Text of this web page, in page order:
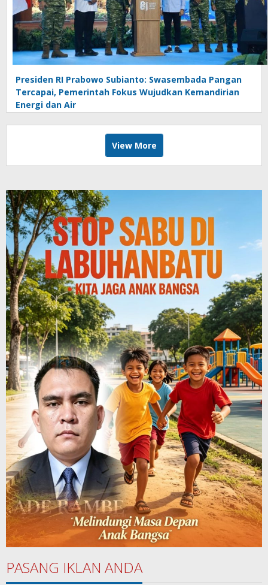
Presiden RI Prabowo Subianto: Swasembada Pangan
Tercapai, Pemerintah Fokus Wujudkan Kemandirian
Energi dan Air
View More
PASANG IKLAN ANDA